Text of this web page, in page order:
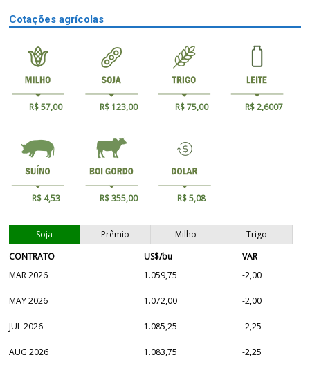
Cotações agrícolas
R$ 57,00 R$ 123,00 R$ 75,00 R$ 2,6007
R$ 4,53 R$ 355,00 R$ 5,08
Soja Prêmio Milho
Trigo
CONTRATO
US$/bu
VAR
MAR 2026
1.059,75 -2,00
MAY 2026 1.072,00 -2,00
JUL 2026 1.085,25 -2,25
AUG 2026 1.083,75 -2,25